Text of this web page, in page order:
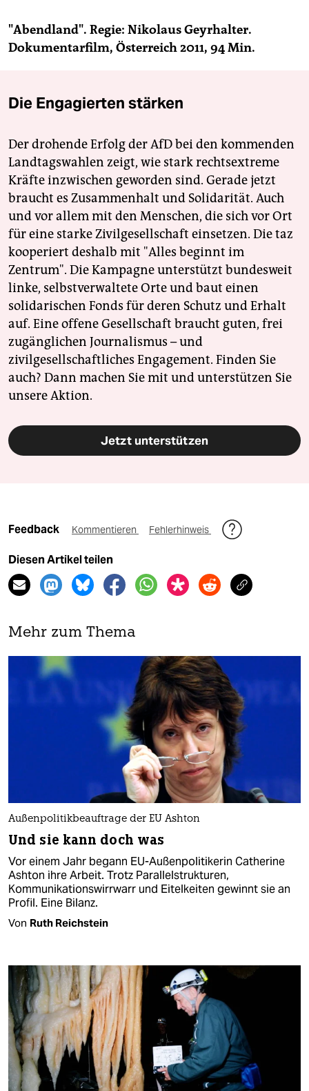
"Abendland". Regie: Nikolaus Geyrhalter.
Dokumentarfilm, Österreich 2011, 94 Min.
Die Engagierten stärken
Der drohende Erfolg der AfD bei den kommenden
Landtagswahlen zeigt, wie stark rechtsextreme
Kräfte inzwischen geworden sind. Gerade jetzt
braucht es Zusammenhalt und Solidarität. Auch
und vor allem mit den Menschen, die sich vor Ort
für eine starke Zivilgesellschaft einsetzen. Die taz
kooperiert deshalb mit "Alles beginnt im
Zentrum". Die Kampagne unterstützt bundesweit
linke, selbstverwaltete Orte und baut einen
solidarischen Fonds für deren Schutz und Erhalt
auf. Eine offene Gesellschaft braucht guten, frei
zugänglichen Journalismus – und
zivilgesellschaftliches Engagement. Finden Sie
auch? Dann machen Sie mit und unterstützen Sie
unsere Aktion.
Jetzt unterstützen
Feedback Kommentieren Fehlerhinweis
Diesen Artikel teilen
Mehr zum Thema
Außenpolitikbeauftrage der EU Ashton
Und sie kann doch was
Vor einem Jahr begann EU-Außenpolitikerin Catherine
Ashton ihre Arbeit. Trotz Parallelstrukturen,
Kommunikationswirrwarr und Eitelkeiten gewinnt sie an
Profil. Eine Bilanz.
Von Ruth Reichstein